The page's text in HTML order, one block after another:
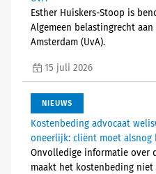
Esther Huiskers-Stoop is
Algemeen belastingrecht
Amsterdam (UvA).
15 juli 2026
NIEUWS
Kostenbeding advocaat
oneerlijk: cliënt moet alsnog
Onvolledige informatie over
maakt het kostenbeding